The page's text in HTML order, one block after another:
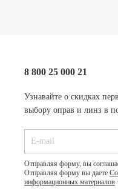
8 800 25 000 21
Узнавайте о скидках
выбору оправ и линз в
Отправляя форму, вы
Отправляя форму вы даете
информационных материалов